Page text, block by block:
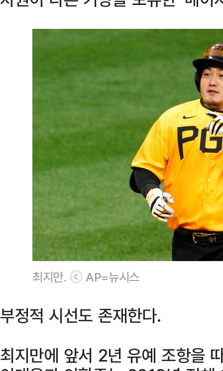
최지만. ⓒ AP=뉴시스
부정적 시선도 존재한다.
최지만에 앞서 2년 유예 조항을